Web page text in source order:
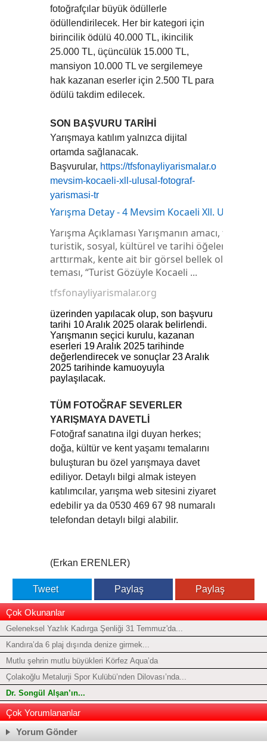
fotoğrafçılar büyük ödüllerle
ödüllendirilecek. Her bir kategori için
birincilik ödülü 40.000 TL, ikincilik
25.000 TL, üçüncülük 15.000 TL,
mansiyon 10.000 TL ve sergilemeye
hak kazanan eserler için 2.500 TL para
ödülü takdim edilecek.
SON BAŞVURU TARİHİ
Yarışmaya katılım yalnızca dijital
ortamda sağlanacak.
Başvurular, https://tfsfonayliyarismalar.org/tr/
mevsim-kocaeli-xll-ulusal-fotograf-
yarismasi-tr
Yarışma Detay - 4 Mevsim Kocaeli Xll. Ulusal
Yarışma Açıklaması Yarışmanın amacı,
turistik, sosyal, kültürel ve tarihi öğelerini
arttırmak, kente ait bir görsel bellek oluşturmak
teması, “Turist Gözüyle Kocaeli ...
tfsfonayliyarismalar.org
üzerinden yapılacak olup, son başvuru
tarihi 10 Aralık 2025 olarak belirlendi.
Yarışmanın seçici kurulu, kazanan
eserleri 19 Aralık 2025 tarihinde
değerlendirecek ve sonuçlar 23 Aralık
2025 tarihinde kamuoyuyla
paylaşılacak.
TÜM FOTOĞRAF SEVERLER
YARIŞMAYA DAVETLİ
Fotoğraf sanatına ilgi duyan herkes;
doğa, kültür ve kent yaşamı temalarını
buluşturan bu özel yarışmaya davet
ediliyor. Detaylı bilgi almak isteyen
katılımcılar, yarışma web sitesini ziyaret
edebilir ya da 0530 469 67 98 numaralı
telefondan detaylı bilgi alabilir.
(Erkan ERENLER)
Tweet Paylaş Paylaş
Çok Okunanlar
Geleneksel Yazlık Kadırga Şenliği 31 Temmuz'da...
Kandıra’da 6 plaj dışında denize girmek...
Mutlu şehrin mutlu büyükleri Körfez Aqua’da
Çolakoğlu Metalurji Spor Kulübü’nden Dilovası’nda...
Dr. Songül Alşan’ın...
Çok Yorumlananlar
Yorum Gönder